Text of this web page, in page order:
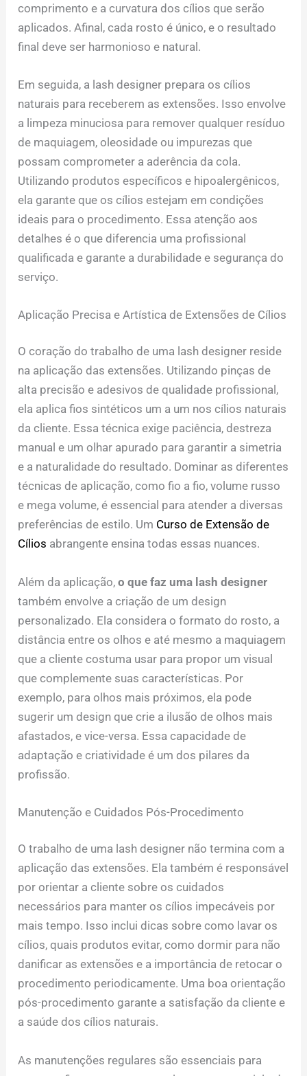
comprimento e a curvatura dos cílios que serão
aplicados. Afinal, cada rosto é único, e o resultado
final deve ser harmonioso e natural.
Em seguida, a lash designer prepara os cílios
naturais para receberem as extensões. Isso envolve
a limpeza minuciosa para remover qualquer resíduo
de maquiagem, oleosidade ou impurezas que
possam comprometer a aderência da cola.
Utilizando produtos específicos e hipoalergênicos,
ela garante que os cílios estejam em condições
ideais para o procedimento. Essa atenção aos
detalhes é o que diferencia uma profissional
qualificada e garante a durabilidade e segurança do
serviço.
Aplicação Precisa e Artística de Extensões de Cílios
O coração do trabalho de uma lash designer reside
na aplicação das extensões. Utilizando pinças de
alta precisão e adesivos de qualidade profissional,
ela aplica fios sintéticos um a um nos cílios naturais
da cliente. Essa técnica exige paciência, destreza
manual e um olhar apurado para garantir a simetria
e a naturalidade do resultado. Dominar as diferentes
técnicas de aplicação, como fio a fio, volume russo
e mega volume, é essencial para atender a diversas
preferências de estilo. Um Curso de Extensão de
Cílios abrangente ensina todas essas nuances.
Além da aplicação,o que faz uma lash designer
também envolve a criação de um design
personalizado. Ela considera o formato do rosto, a
distância entre os olhos e até mesmo a maquiagem
que a cliente costuma usar para propor um visual
que complemente suas características. Por
exemplo, para olhos mais próximos, ela pode
sugerir um design que crie a ilusão de olhos mais
afastados, e vice-versa. Essa capacidade de
adaptação e criatividade é um dos pilares da
profissão.
Manutenção e Cuidados Pós-Procedimento
O trabalho de uma lash designer não termina com a
aplicação das extensões. Ela também é responsável
por orientar a cliente sobre os cuidados
necessários para manter os cílios impecáveis por
mais tempo. Isso inclui dicas sobre como lavar os
cílios, quais produtos evitar, como dormir para não
danificar as extensões e a importância de retocar o
procedimento periodicamente. Uma boa orientação
pós-procedimento garante a satisfação da cliente e
a saúde dos cílios naturais.
As manutenções regulares são essenciais para